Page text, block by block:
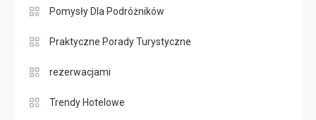
Pomysły Dla Podróżników
Praktyczne Porady Turystyczne
rezerwacjami
Trendy Hotelowe